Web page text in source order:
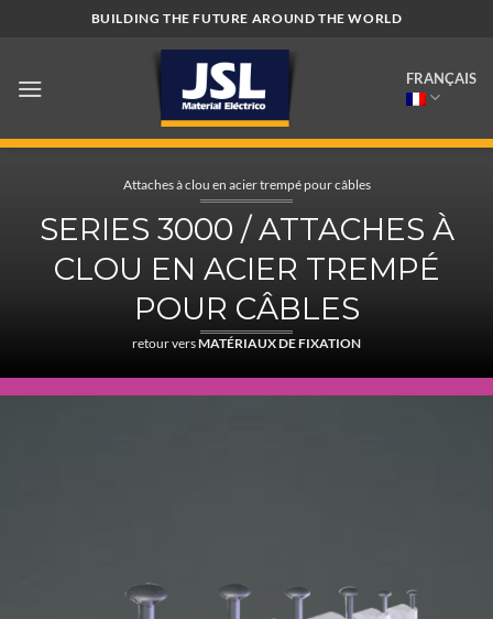
BUILDING THE FUTURE AROUND THE WORLD
FRANÇAIS
Attaches à clou en acier trempé pour câbles
SERIES 3000 / ATTACHES À
CLOU EN ACIER TREMPÉ
POUR CÂBLES
retour versMATÉRIAUX DE FIXATION